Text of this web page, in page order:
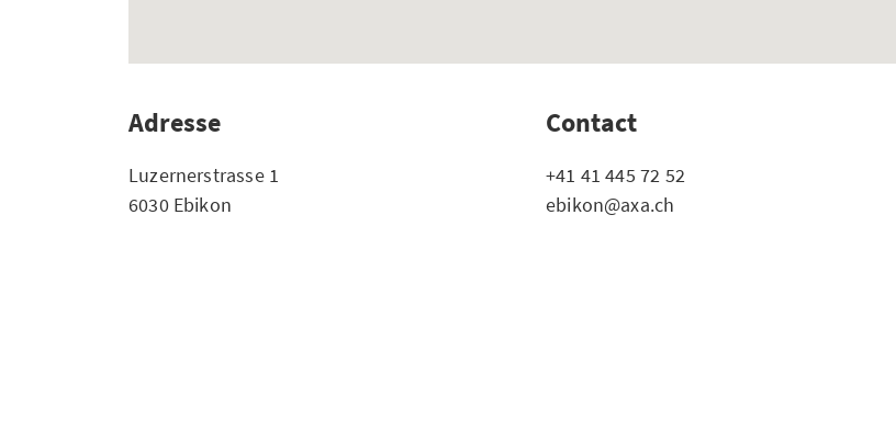
Adresse
Luzernerstrasse 1
6030 Ebikon
Contact
+41 41 445 72 52
ebikon@axa.ch